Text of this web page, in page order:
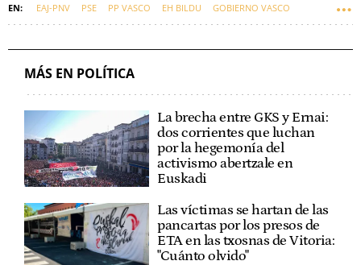
EAJ-PNV PSE PP VASCO EH BILDU GOBIERNO VASCO
MÁS EN POLÍTICA
La brecha entre GKS y Ernai:
dos corrientes que luchan
por la hegemonía del
activismo abertzale en
Euskadi
Las víctimas se hartan de las
pancartas por los presos de
ETA en las txosnas de Vitoria:
"Cuánto olvido"